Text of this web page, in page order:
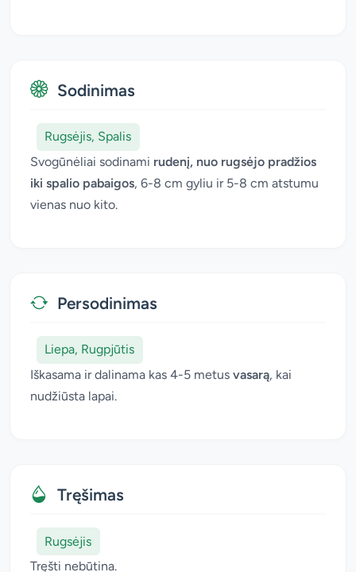
Sodinimas
Rugsėjis, Spalis
Svogūnėliai sodinami rudenį, nuo rugsėjo pradžios
iki spalio pabaigos, 6-8 cm gyliu ir 5-8 cm atstumu
vienas nuo kito.
Persodinimas
Liepa, Rugpjūtis
Iškasama ir dalinama kas 4-5 metus vasarą, kai
nudžiūsta lapai.
Tręšimas
Rugsėjis
Tręšti nebūtina.